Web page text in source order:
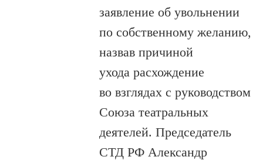
заявление об увольнении
по собственному желанию,
назвав причиной
ухода расхождение
во взглядах с руководством
Союза театральных
деятелей. Председатель
СТД РФ Александр